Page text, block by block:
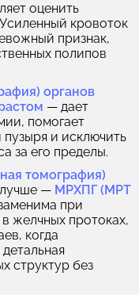
оценить
кровоток
признак,
полипов
органов
— дает
помогает
пузыря и исключить
за его пределы.
томография)
— МРХПГ (МРТ
при
желчных протоках,
когда
структур без